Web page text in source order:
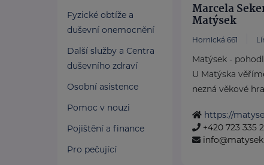
Fyzické obtíže a
duševní onemocnění
Další služby a Centra
duševního zdraví
Osobní asistence
Pomoc v nouzi
Pojištění a finance
Pro pečující
Marcela
Matýsek
Hornická 661
Matýsek -
U Matýska
nezná věkové
https://
+420 723 335